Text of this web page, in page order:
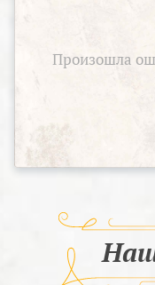
Произошла